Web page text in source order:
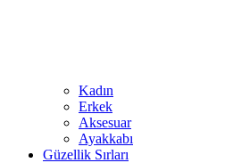
Kadın
Erkek
Aksesuar
Ayakkabı
Güzellik Sırları